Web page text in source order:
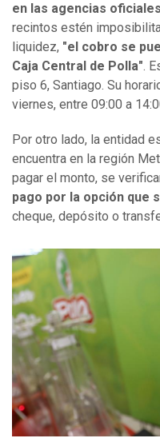
en las agencias
recintos estén
liquidez, "el cobro se
Caja Central de Polla".
piso 6, Santiago. Su
viernes, entre 09:00 a
Por otro lado, la entidad
encuentra en la región
pagar el monto, se
pago por la opción que
cheque, depósito o